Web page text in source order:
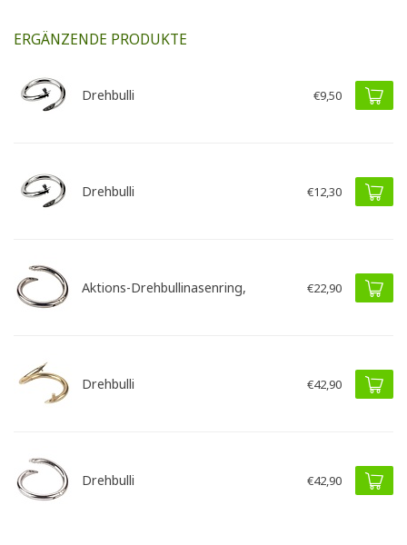
ERGÄNZENDE PRODUKTE
Drehbulli €9,50
Drehbulli €12,30
Aktions-Drehbullinasenring, €22,90
Drehbulli €42,90
Drehbulli €42,90